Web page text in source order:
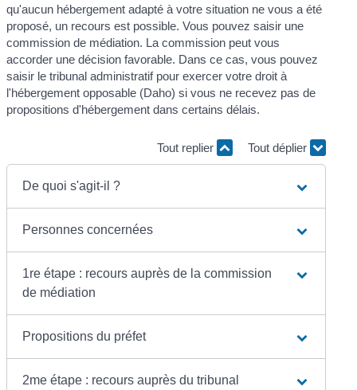
qu'aucun hébergement adapté à votre situation ne vous a été
proposé, un recours est possible. Vous pouvez saisir une
commission de médiation. La commission peut vous
accorder une décision favorable. Dans ce cas, vous pouvez
saisir le tribunal administratif pour exercer votre droit à
l'hébergement opposable (Daho) si vous ne recevez pas de
propositions d'hébergement dans certains délais.
Tout replier Tout déplier
De quoi s'agit-il ?
Personnes concernées
1re étape : recours auprès de la commission
de médiation
Propositions du préfet
2me étape : recours auprès du tribunal